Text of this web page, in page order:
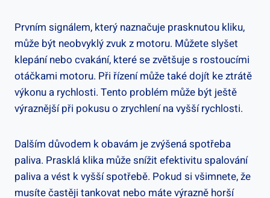
Prvním signálem, který naznačuje prasknutou kliku,
může být neobvyklý ‍zvuk‍ z motoru. Můžete ​slyšet
klepání nebo cvakání, ‍které​ se‍ zvětšuje⁣ s rostoucími
otáčkami motoru.‍ Při řízení‍ může také dojít ‍ke ztrátě
výkonu a‍ rychlosti. Tento problém může‍ být⁣ ještě
výraznější při pokusu o ‍zrychlení ‌na vyšší rychlosti.
Dalším důvodem k obavám je zvýšená ‍spotřeba
paliva. Prasklá klika může snížit efektivitu‍ spalování
paliva a vést k vyšší spotřebě. Pokud si všimnete, že
musíte častěji tankovat nebo máte výrazně horší